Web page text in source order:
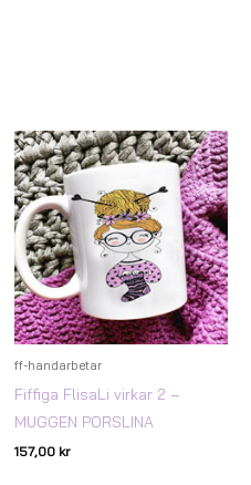
ff-handarbetar
Fiffiga FlisaLi virkar 2 –
MUGGEN PORSLINA
157,00 kr